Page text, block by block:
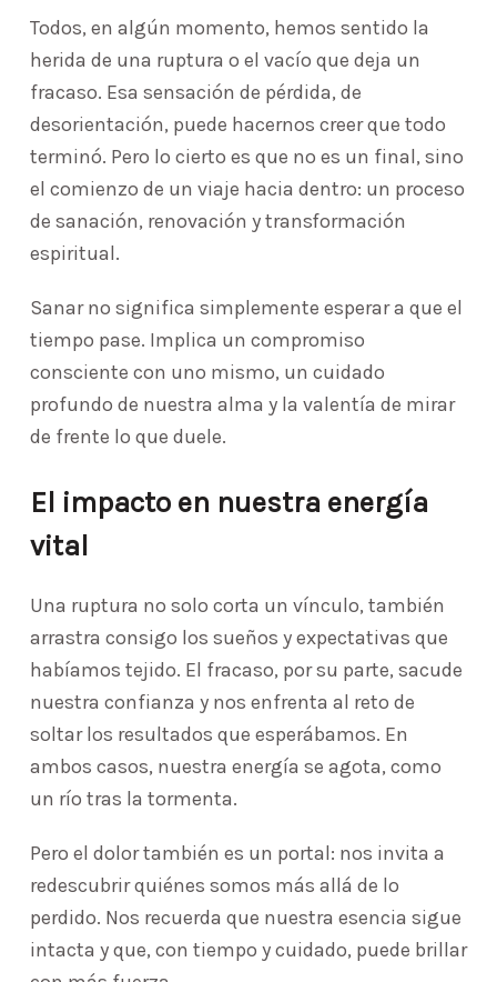
Todos, en algún momento, hemos sentido la
herida de una ruptura o el vacío que deja un
fracaso. Esa sensación de pérdida, de
desorientación, puede hacernos creer que todo
terminó. Pero lo cierto es que no es un final, sino
el comienzo de un viaje hacia dentro: un proceso
de sanación, renovación y transformación
espiritual.
Sanar no significa simplemente esperar a que el
tiempo pase. Implica un compromiso
consciente con uno mismo, un cuidado
profundo de nuestra alma y la valentía de mirar
de frente lo que duele.
El impacto en nuestra energía
vital
Una ruptura no solo corta un vínculo, también
arrastra consigo los sueños y expectativas que
habíamos tejido. El fracaso, por su parte, sacude
nuestra confianza y nos enfrenta al reto de
soltar los resultados que esperábamos. En
ambos casos, nuestra energía se agota, como
un río tras la tormenta.
Pero el dolor también es un portal: nos invita a
redescubrir quiénes somos más allá de lo
perdido. Nos recuerda que nuestra esencia sigue
intacta y que, con tiempo y cuidado, puede brillar